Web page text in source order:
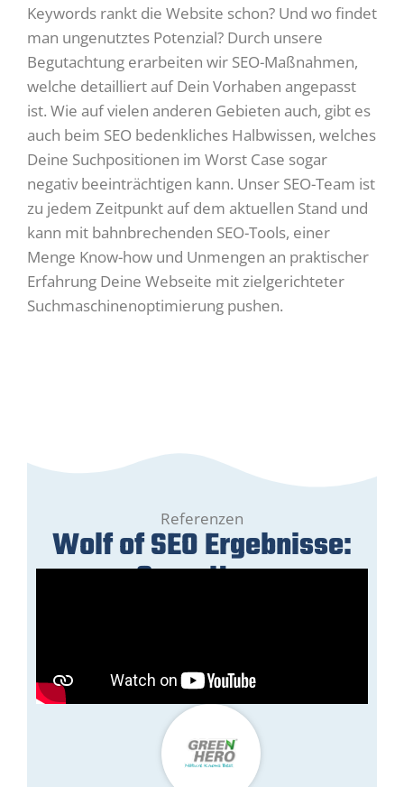
Keywords rankt die Website schon? Und wo findet
man ungenutztes Potenzial? Durch unsere
Begutachtung erarbeiten wir SEO-Maßnahmen,
welche detailliert auf Dein Vorhaben angepasst
ist. Wie auf vielen anderen Gebieten auch, gibt es
auch beim SEO bedenkliches Halbwissen, welches
Deine Suchpositionen im Worst Case sogar
negativ beeinträchtigen kann. Unser SEO-Team ist
zu jedem Zeitpunkt auf dem aktuellen Stand und
kann mit bahnbrechenden SEO-Tools, einer
Menge Know-how und Unmengen an praktischer
Erfahrung Deine Webseite mit zielgerichteter
Suchmaschinenoptimierung pushen.
Referenzen
Wolf of SEO Ergebnisse:
GreenHero